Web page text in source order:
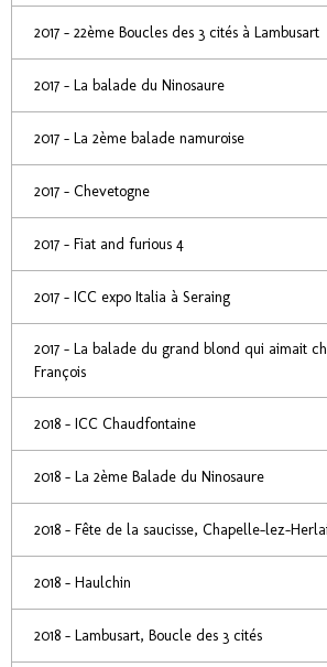
2017 - 22ème Boucles des 3 cités à Lambusart
2017 - La balade du Ninosaure
2017 - La 2ème balade namuroise
2017 - Chevetogne
2017 - Fiat and furious 4
2017 - ICC expo Italia à Seraing
2017 - La balade du grand blond qui aimait
François
2018 - ICC Chaudfontaine
2018 - La 2ème Balade du Ninosaure
2018 - Fête de la saucisse, Chapelle-lez-
2018 - Haulchin
2018 - Lambusart, Boucle des 3 cités